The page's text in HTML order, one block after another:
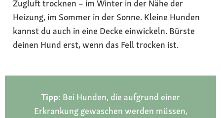
Zugluft trocknen – im Winter in der Nähe der
Heizung, im Sommer in der Sonne. Kleine Hunden
kannst du auch in eine Decke einwickeln. Bürste
deinen Hund erst, wenn das Fell trocken ist.
Tipp: Bei Hunden, die aufgrund einer
Erkrankung gewaschen werden müssen,